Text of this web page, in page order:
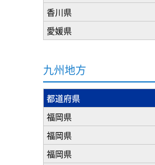
香川県
愛媛県
九州地方
都道府県
福岡県
福岡県
福岡県